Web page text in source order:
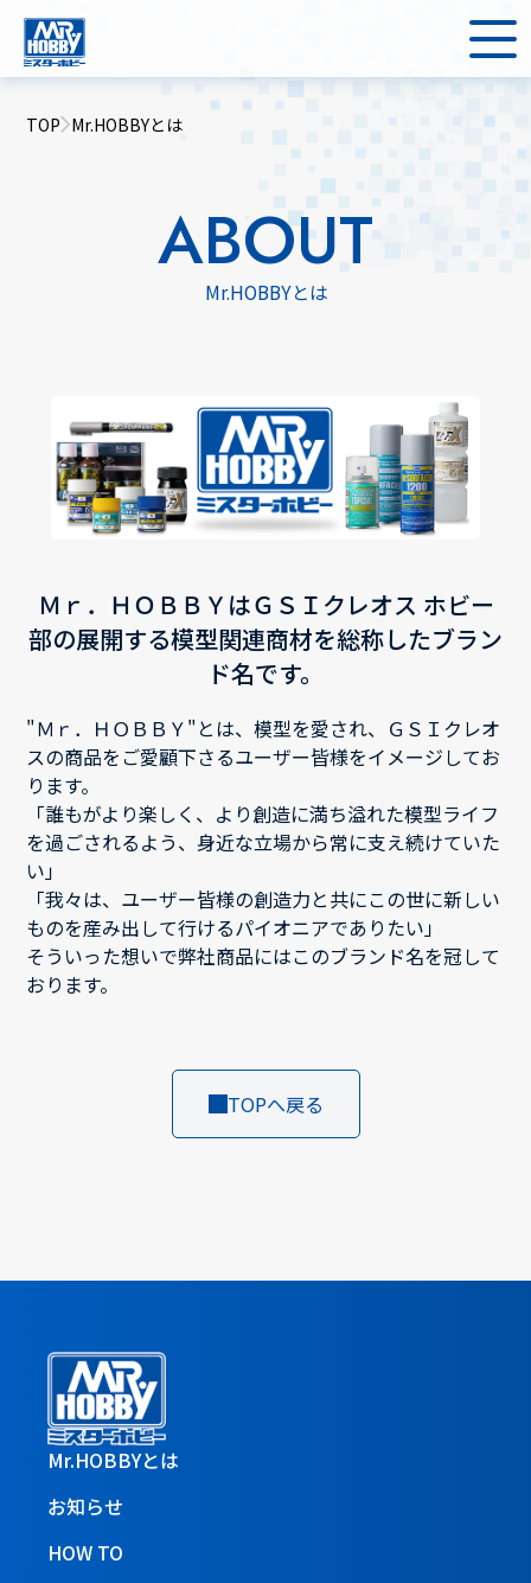
TOP Mr.HOBBYとは
ABOUT
Mr.HOBBYとは
Ｍｒ．ＨＯＢＢＹはＧＳＩクレオス ホビー
部の展開する模型関連商材を総称したブラン
ド名です。
"Ｍｒ．ＨＯＢＢＹ"とは、模型を愛され、ＧＳＩクレオ
スの商品をご愛顧下さるユーザー皆様をイメージしてお
ります。
「誰もがより楽しく、より創造に満ち溢れた模型ライフ
を過ごされるよう、身近な立場から常に支え続けていた
い」
「我々は、ユーザー皆様の創造力と共にこの世に新しい
ものを産み出して行けるパイオニアでありたい」
そういった想いで弊社商品にはこのブランド名を冠して
おります。
TOPへ戻る
Mr.HOBBYとは
お知らせ
HOW TO